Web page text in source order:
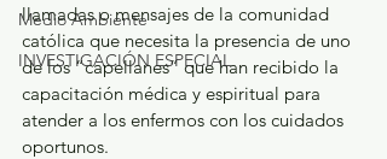
Medio Ambiente
INVESTIGACIÓN ESPECIAL
llamadas o mensajes de la comunidad
católica que necesita la presencia de uno
de los “capellanes” que han recibido la
capacitación médica y espiritual para
atender a los enfermos con los cuidados
oportunos.